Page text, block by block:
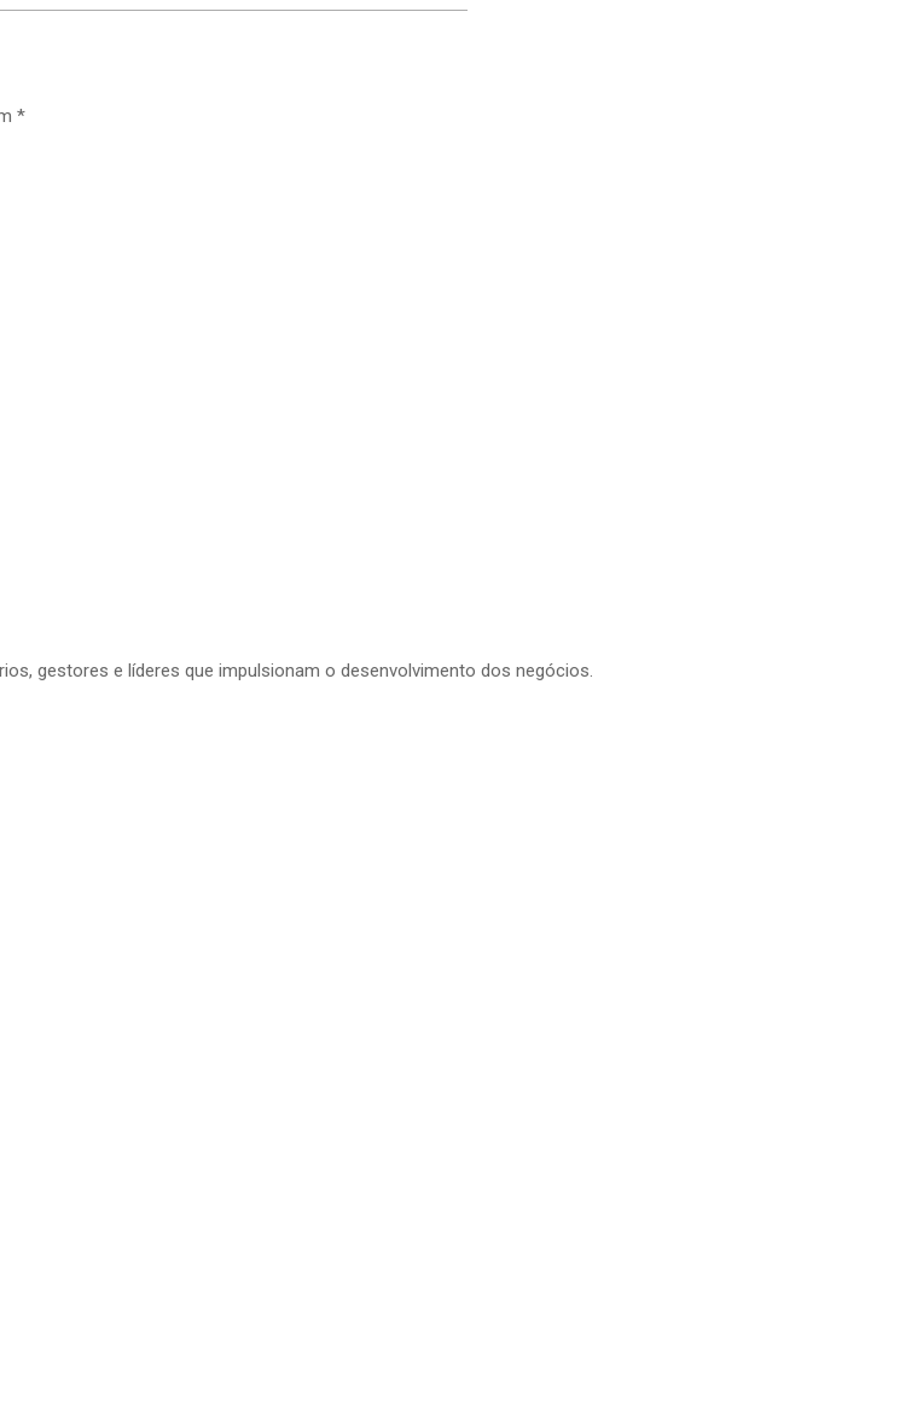
*
gestores e líderes que impulsionam o desenvolvimento dos negócios.